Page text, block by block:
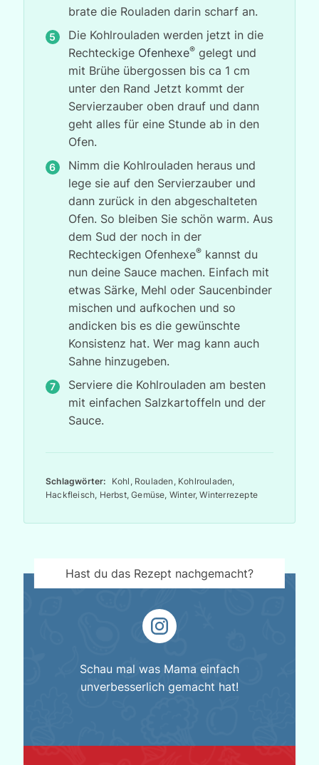
brate die Rouladen darin scharf an.
Die Kohlrouladen werden jetzt in die
Rechteckige Ofenhexe®gelegt und
mit Brühe übergossen bis ca 1 cm
unter den Rand Jetzt kommt der
Servierzauber oben drauf und dann
geht alles für eine Stunde ab in den
Ofen.
Nimm die Kohlrouladen heraus und
lege sie auf den Servierzauber und
dann zurück in den abgeschalteten
Ofen. So bleiben Sie schön warm. Aus
dem Sud der noch in der
Rechteckigen Ofenhexe®kannst du
nun deine Sauce machen. Einfach mit
etwas Särke, Mehl oder Saucenbinder
mischen und aufkochen und so
andicken bis es die gewünschte
Konsistenz hat. Wer mag kann auch
Sahne hinzugeben.
Serviere die Kohlrouladen am besten
mit einfachen Salzkartoffeln und der
Sauce.
Schlagwörter:
Kohl, Rouladen, Kohlrouladen,
Hackfleisch, Herbst, Gemüse, Winter, Winterrezepte
Hast du das Rezept nachgemacht?
Schau mal was Mama einfach
unverbesserlich gemacht hat!